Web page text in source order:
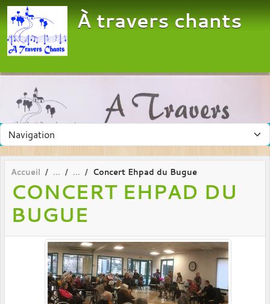
À travers chants
Accueil Concert Ehpad du Bugue
CONCERT EHPAD DU
BUGUE
Panneau de gestion des cookies